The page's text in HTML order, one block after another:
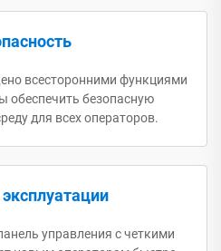
всесторонними функциями
обеспечить безопасную
для всех операторов.
управления с четкими